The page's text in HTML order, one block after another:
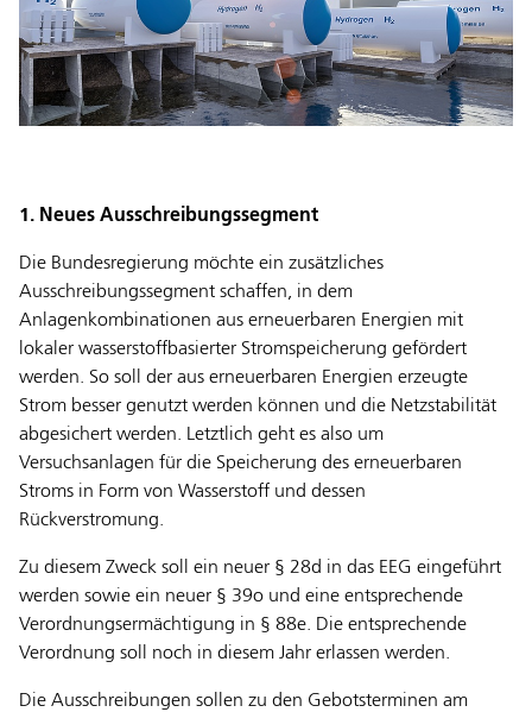
1. Neues Ausschreibungssegment
Die Bundesregierung möchte ein zusätzliches
Ausschreibungssegment schaffen, in dem
Anlagenkombinationen aus erneuerbaren Energien mit
lokaler wasserstoffbasierter Stromspeicherung gefördert
werden. So soll der aus erneuerbaren Energien erzeugte
Strom besser genutzt werden können und die Netzstabilität
abgesichert werden. Letztlich geht es also um
Versuchsanlagen für die Speicherung des erneuerbaren
Stroms in Form von Wasserstoff und dessen
Rückverstromung.
Zu diesem Zweck soll ein neuer § 28d in das EEG eingeführt
werden sowie ein neuer § 39o und eine entsprechende
Verordnungsermächtigung in § 88e. Die entsprechende
Verordnung soll noch in diesem Jahr erlassen werden.
Die Ausschreibungen sollen zu den Gebotsterminen am